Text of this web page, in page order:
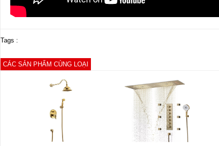
Tags :
CÁC SẢN PHẨM CÙNG LOẠI